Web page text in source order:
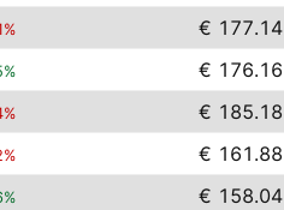
% € 177.14
% € 176.16
% € 185.18
% € 161.88
% € 158.04